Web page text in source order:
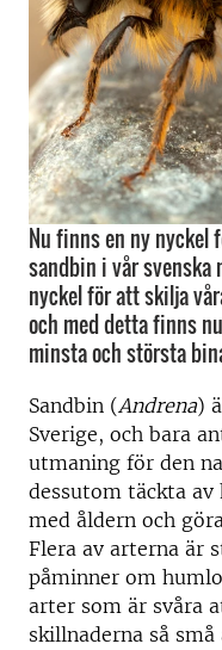
Nu finns en ny nyckel
sandbin i vår svenska
nyckel för att skilja
och med detta finns
minsta och största
Sandbin (Andrena)
Sverige, och bara
utmaning för den
dessutom täckta av
med åldern och
Flera av arterna är
påminner om
arter som är svåra
skillnaderna så